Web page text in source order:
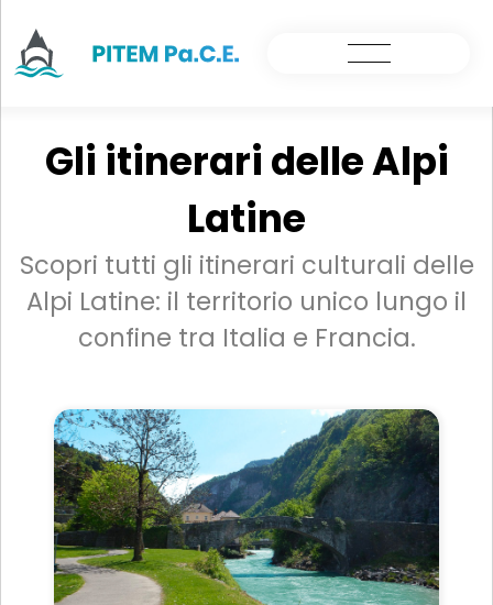
Gli itinerari delle Alpi
Latine
Scopri tutti gli itinerari culturali delle
Alpi Latine: il territorio unico lungo il
confine tra Italia e Francia.